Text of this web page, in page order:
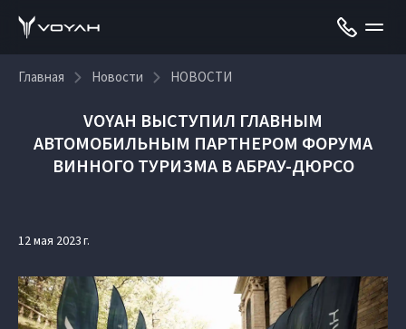
Главная Новости НОВОСТИ
VOYAH ВЫСТУПИЛ ГЛАВНЫМ
АВТОМОБИЛЬНЫМ ПАРТНЕРОМ ФОРУМА
ВИННОГО ТУРИЗМА В АБРАУ-ДЮРСО
12 мая 2023 г.